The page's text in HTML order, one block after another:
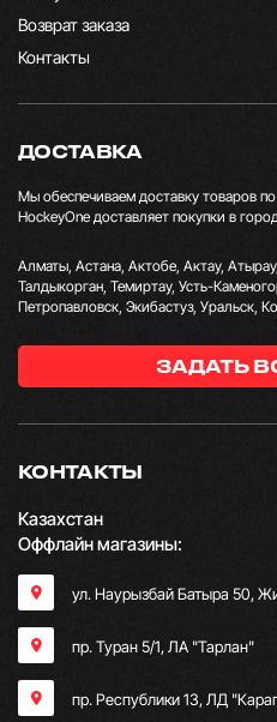
Возврат заказа
Контакты
КОНТАКТЫ
Казахстан
Оффлайн магазины:
ул. Наурызбай Батыра 50,
пр. Туран 5/1, ЛА "Тарлан"
пр. Республики 13, ​ЛД
ДОСТАВКА
Мы обеспечиваем доставку товаров
HockeyOne доставляет покупки в
Алматы, Астана, Актобе, Актау,
Талдыкорган, Темиртау, Усть-
Петропавловск, Экибастуз, Уральск,
ЗАДАТЬ